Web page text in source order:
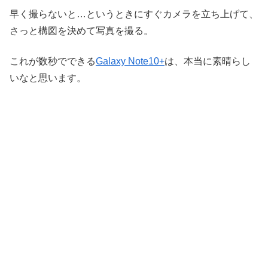
早く撮らないと…というときにすぐカメラを立ち上げて、
さっと構図を決めて写真を撮る。
これが数秒でできるGalaxy Note10+は、本当に素晴らし
いなと思います。